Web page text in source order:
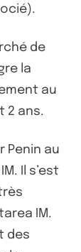
de
la
au
2 ans.
Penin au
Il s’est
IM.
des